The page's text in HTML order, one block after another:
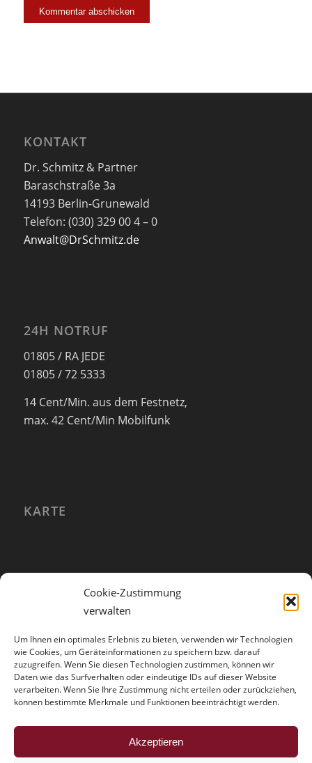
Cookie-Zustimmung
verwalten
Um Ihnen ein optimales Erlebnis zu bieten, verwenden wir Technologien
wie Cookies, um Geräteinformationen zu speichern bzw. darauf
zuzugreifen. Wenn Sie diesen Technologien zustimmen, können wir
Daten wie das Surfverhalten oder eindeutige IDs auf dieser Website
verarbeiten. Wenn Sie Ihre Zustimmung nicht erteilen oder zurückziehen,
können bestimmte Merkmale und Funktionen beeinträchtigt werden.
Akzeptieren
KONTAKT
Dr. Schmitz & Partner
Baraschstraße 3a
14193 Berlin-Grunewald
Telefon: (030) 329 00 4 – 0
Anwalt@DrSchmitz.de
24H NOTRUF
01805 / RA JEDE
01805 / 72 5333
14 Cent/Min. aus dem Festnetz,
max. 42 Cent/Min Mobilfunk
KARTE
Der Trouble mit der Vollmacht